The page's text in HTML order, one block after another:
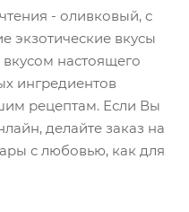
- оливковый, с
экзотические вкусы
настоящего
ингредиентов
рецептам. Если Вы
делайте заказ на
с любовью, как для